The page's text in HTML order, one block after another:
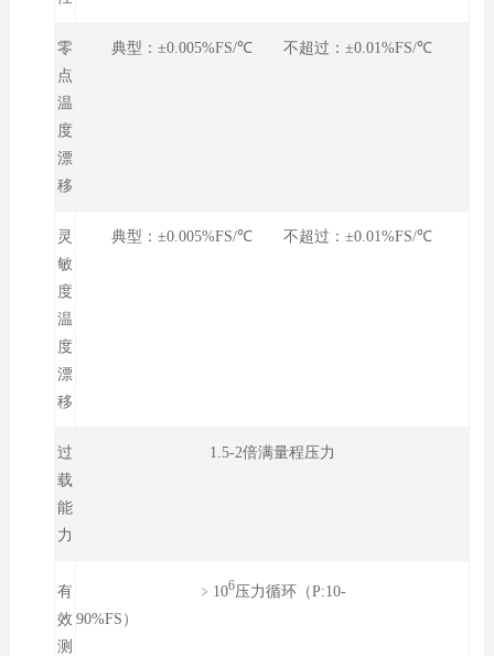
零
点
温
度
漂
移
典型：±0.005%FS/℃ 不超过：±0.01%FS/℃
灵
敏
度
温
度
漂
移
典型：±0.005%FS/℃ 不超过：±0.01%FS/℃
过
载
能
力
1.5-2倍满量程压力
有
效
测
﹥106压力循环（P:10-
90%FS）